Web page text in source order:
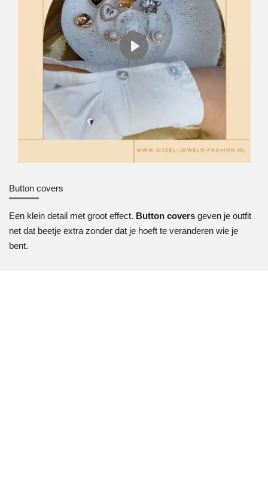
P
Button covers
Een klein detail met groot effect. Button covers geven je outfit
net dat beetje extra zonder dat je hoeft te veranderen wie je
bent.